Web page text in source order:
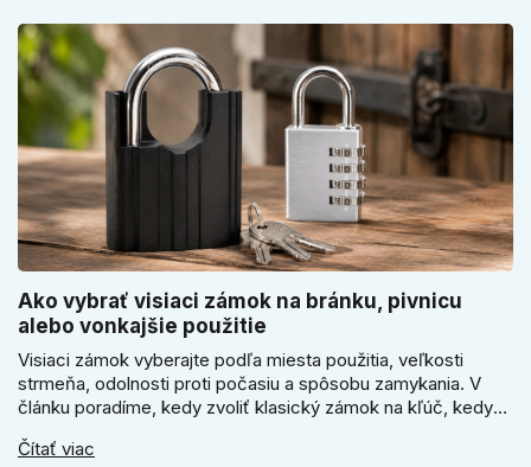
Ako vybrať visiaci zámok na bránku, pivnicu
alebo vonkajšie použitie
Visiaci zámok vyberajte podľa miesta použitia, veľkosti
strmeňa, odolnosti proti počasiu a spôsobu zamykania. V
článku poradíme, kedy zvoliť klasický zámok na kľúč, kedy
sa pri bránke, pivnici alebo záhradnom domčeku neoplatí
Čítať viac